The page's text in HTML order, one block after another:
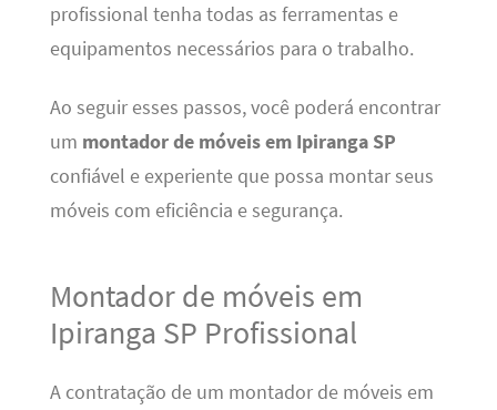
profissional tenha todas as ferramentas e
equipamentos necessários para o trabalho.
Ao seguir esses passos, você poderá encontrar
um montador de móveis em Ipiranga SP
confiável e experiente que possa montar seus
móveis com eficiência e segurança.
Montador de móveis em
Ipiranga SP Profissional
A contratação de um montador de móveis em